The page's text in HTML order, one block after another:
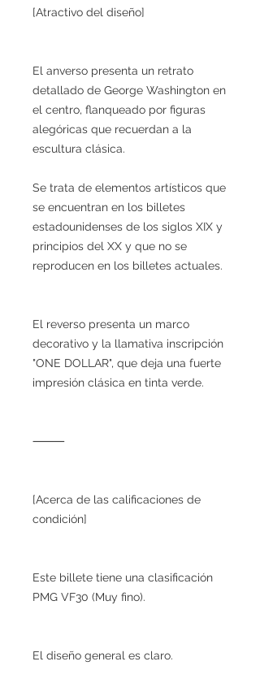
[Atractivo del diseño]
El anverso presenta un retrato
detallado de George Washington en
el centro, flanqueado por figuras
alegóricas que recuerdan a la
escultura clásica.
Se trata de elementos artísticos que
se encuentran en los billetes
estadounidenses de los siglos XIX y
principios del XX y que no se
reproducen en los billetes actuales.
El reverso presenta un marco
decorativo y la llamativa inscripción
"ONE DOLLAR", que deja una fuerte
impresión clásica en tinta verde.
⸻
[Acerca de las calificaciones de
condición]
Este billete tiene una clasificación
PMG VF30 (Muy fino).
El diseño general es claro.